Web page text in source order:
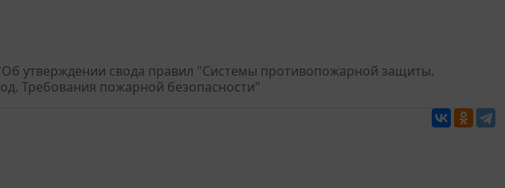
утверждении свода правил "Системы противопожарной защиты.
Требования пожарной безопасности"